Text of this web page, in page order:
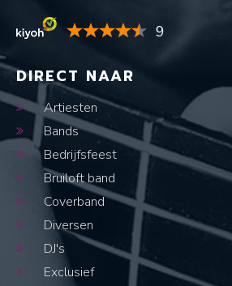
9
DIRECT NAAR
Artiesten
Bands
Bedrijfsfeest
Bruiloft band
Coverband
Diversen
DJ's
Exclusief